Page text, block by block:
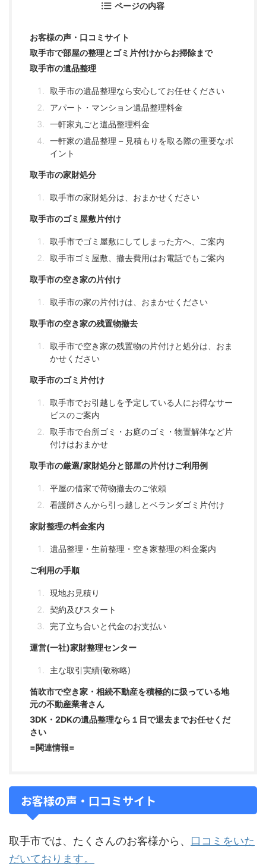
ページの内容
お客様の声・口コミサイト
取手市で部屋の整理とゴミ片付けからお掃除まで
取手市の遺品整理
取手市の遺品整理なら安心してお任せください
アパート・マンション遺品整理料金
一軒家丸ごと遺品整理料金
一軒家の遺品整理 – 見積もりを取る際の重要なポ
イント
取手市の家財処分
取手市の家財処分は、おまかせください
取手市のゴミ屋敷片付け
取手市でゴミ屋敷にしてしまった方へ、ご案内
取手市ゴミ屋敷、撤去費用はお電話でもご案内
取手市の空き家の片付け
取手市の家の片付けは、おまかせください
取手市の空き家の残置物撤去
取手市で空き家の残置物の片付けと処分は、おま
かせください
取手市のゴミ片付け
取手市でお引越しを予定している人にお得なサー
ビスのご案内
取手市で台所ゴミ・お庭のゴミ・物置解体など片
付けはおまかせ
取手市の厳選/家財処分と部屋の片付けご利用例
平屋の借家で荷物撤去のご依頼
看護師さんから引っ越しとベランダゴミ片付け
家財整理の料金案内
遺品整理・生前整理・空き家整理の料金案内
ご利用の手順
現地お見積り
契約及びスタート
完了立ち合いと代金のお支払い
運営(一社)家財整理センター
主な取引実績(敬称略)
笛吹市で空き家・相続不動産を積極的に扱っている地
元の不動産業者さん
3DK・2DKの遺品整理なら１日で退去までお任せくだ
さい
=関連情報=
お客様の声・口コミサイト
取手市では、たくさんのお客様から、 口コミをいた
だいております。